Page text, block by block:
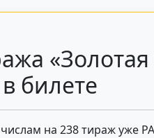
билете
на 238 тираж уже